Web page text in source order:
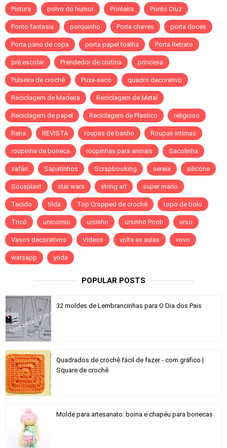
Pintura polvo do humor Ponteira Ponto Cruz
Ponto fantasia porquinho Porta chaves porta doces
Porta pano de copa porta papel toalha Porta Retrato
pré escolar Prendedor de cortina princesa
Pulseira de crochê Puxa-saco quadro decorativo
Reciclagem de Madeira Reciclagem de Metal
Reciclagem de papel Reciclagem de Plastico religioso
Rena REVISTA roupas de banho Roupas intimas
roupinha de boneca roupinhas para aninais Sacolinha
safári Sapatinhos Scrapbooking sereia silicone
Sousplast star wars string art super mario
Tecido tilda Top Cropped de crochê topo de bolo
Tricô unicornio ursinho ursinho Pooh urso
Vasos decorativos Vídeos volta as aulas vovo
watsapp yoda
POPULAR POSTS
32 moldes de Lembrancinhas para O Dia dos Pais
Quadrados de crochê fácil de fazer - com gráfico |
Square de crochê
Molde para artesanato: boina e chapéu para bonecas